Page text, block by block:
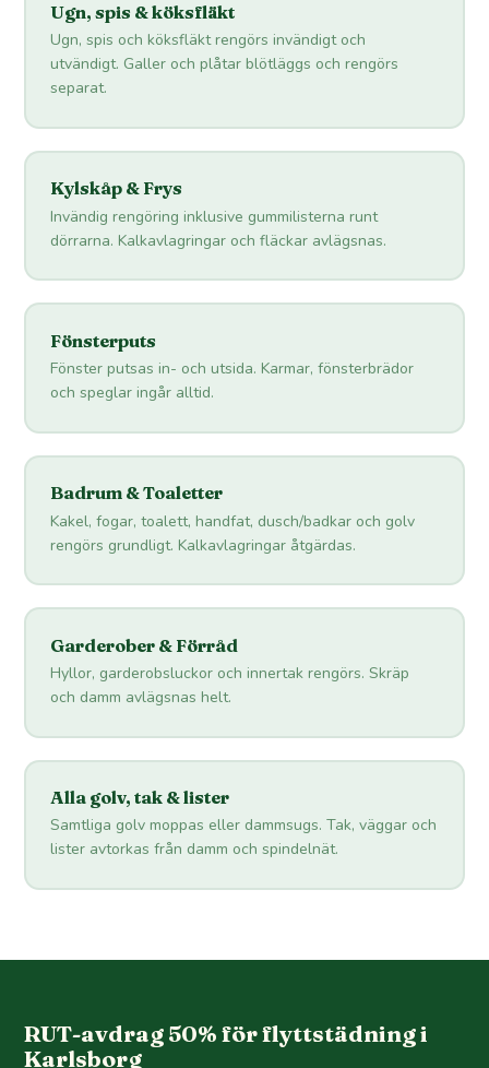
Ugn, spis & köksfläkt
Ugn, spis och köksfläkt rengörs invändigt och
utvändigt. Galler och plåtar blötläggs och rengörs
separat.
Kylskåp & Frys
Invändig rengöring inklusive gummilisterna runt
dörrarna. Kalkavlagringar och fläckar avlägsnas.
Fönsterputs
Fönster putsas in- och utsida. Karmar, fönsterbrädor
och speglar ingår alltid.
Badrum & Toaletter
Kakel, fogar, toalett, handfat, dusch/badkar och golv
rengörs grundligt. Kalkavlagringar åtgärdas.
Garderober & Förråd
Hyllor, garderobsluckor och innertak rengörs. Skräp
och damm avlägsnas helt.
Alla golv, tak & lister
Samtliga golv moppas eller dammsugs. Tak, väggar och
lister avtorkas från damm och spindelnät.
RUT-avdrag 50% för flyttstädning i
Karlsborg